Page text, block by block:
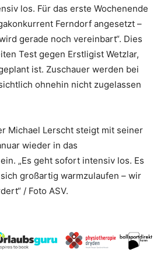
los. Für das erste Wochenende
Ferndorf angesetzt –
gerade noch vereinbart“. Dies
Test gegen Erstligist Wetzlar,
ist. Zuschauer werden bei
ohnehin nicht zugelassen
Michael Lerscht steigt mit seiner
wieder in das
„Es geht sofort intensiv los. Es
großartig warmzulaufen – wir
/ Foto ASV.